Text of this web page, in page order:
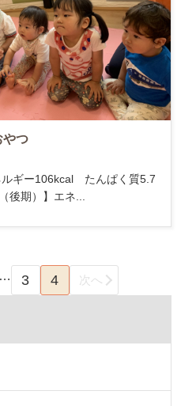
やつ
ルギー106kcal たんぱく質5.7
期）】エネ...
… 3 4 次へ